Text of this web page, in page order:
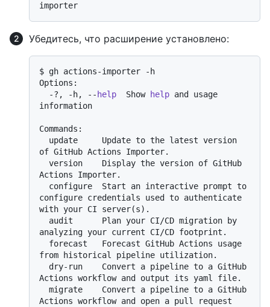
Убедитесь, что расширение установлено:
$ gh actions-importer -h
Options:
  -?, -h, --
help
  Show
help and usage
information
Commands:
of GitHub Actions Importer.
Actions Importer.
configure credentials used to authenticate
with your CI server(s).
analyzing your current CI/CD footprint.
from historical pipeline utilization.
Actions workflow and output its yaml file.
Actions workflow and open a pull request